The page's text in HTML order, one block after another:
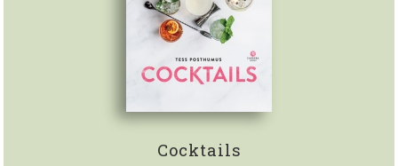
Cocktails